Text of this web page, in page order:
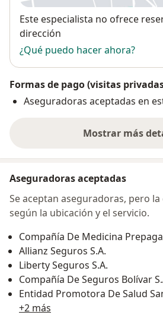
Disponibilidad
Este especialista no ofrece
dirección
¿Qué puedo hacer ahora?
Formas de pago (visitas
Aseguradoras aceptadas en
Mostrar mássobre
Aseguradoras aceptadas
Se aceptan aseguradoras, pero
según la ubicación y el servicio.
Compañía De Medicina
Allianz Seguros S.A.
Liberty Seguros S.A.
Compañía De Seguros Bolívar
Entidad Promotora De Salud
+2 más